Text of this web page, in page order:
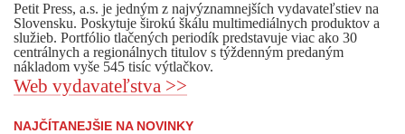
Petit Press, a.s. je jedným z najvýznamnejších vydavateľstiev na
Slovensku. Poskytuje širokú škálu multimediálnych produktov a
služieb. Portfólio tlačených periodík predstavuje viac ako 30
centrálnych a regionálnych titulov s týždenným predaným
nákladom vyše 545 tisíc výtlačkov.
Web vydavateľstva >>
NAJČÍTANEJŠIE NA NOVINKY